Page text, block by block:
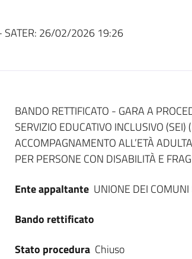
26/02/2026 19:26
Dati del bando
BANDO RETTIFICATO - GARA A
SERVIZIO EDUCATIVO INCLUSIVO (SEI)
ACCOMPAGNAMENTO ALL’ETÀ
PER PERSONE CON DISABILITÀ E
Ente appaltante UNIONE DEI
Bando rettificato
Stato procedura Chiuso